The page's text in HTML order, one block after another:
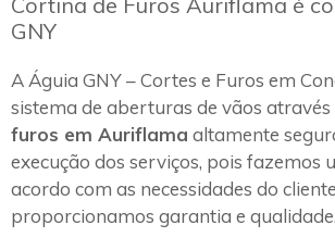
GNY
A Águia GNY – Cortes e Furos em
sistema de aberturas de vãos através
furos em Auriflama altamente
execução dos serviços, pois fazemos
acordo com as necessidades do
proporcionamos garantia e qualidade.